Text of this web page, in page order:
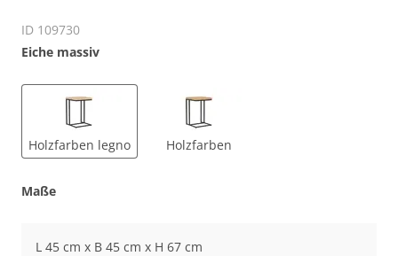
ID 109730
Eiche massiv
Holzfarben legno Holzfarben
Maße
L 45 cm x B 45 cm x H 67 cm